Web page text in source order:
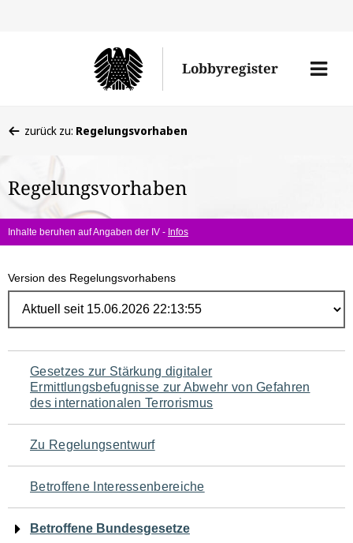
Lobbyregister
Menü
befinden
hier:
zurück zu: Regelungsvorhaben
Regelungsvorhaben
Inhalte beruhen auf Angaben der IV - Infos
Version des Regelungsvorhabens
Navigation
für
den
Seiteninhalt
Gesetzes zur Stärkung digitaler
Ermittlungsbefugnisse zur Abwehr von Gefahren
des internationalen Terrorismus
Zu Regelungsentwurf
Betroffene Interessenbereiche
Betroffene Bundesgesetze